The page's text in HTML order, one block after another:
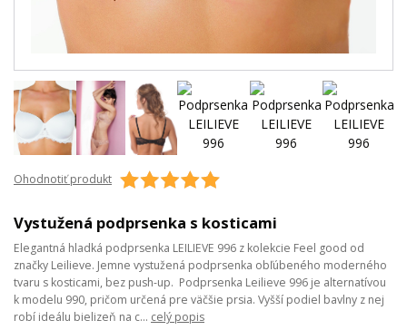
Ohodnotiť produkt
Vystužená podprsenka s kosticami
Elegantná hladká podprsenka LEILIEVE 996 z kolekcie Feel good od
značky Leilieve. Jemne vystužená podprsenka obľúbeného moderného
tvaru s kosticami, bez push-up. Podprsenka Leilieve 996 je alternatívou
k modelu 990, pričom určená pre väčšie prsia. Vyšší podiel bavlny z nej
robí ideálu bielizeň na c... celý popis